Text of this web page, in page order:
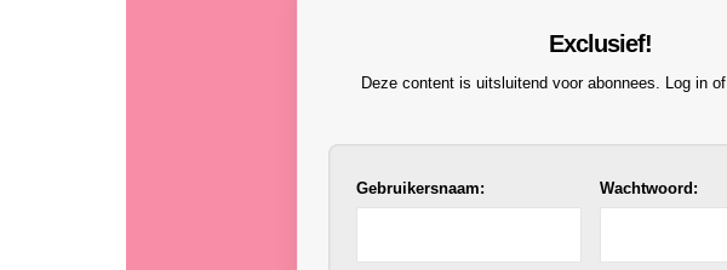
Exclusief!
Deze content is uitsluitend voor abonnees. Log in of
Gebruikersnaam: Wachtwoord: